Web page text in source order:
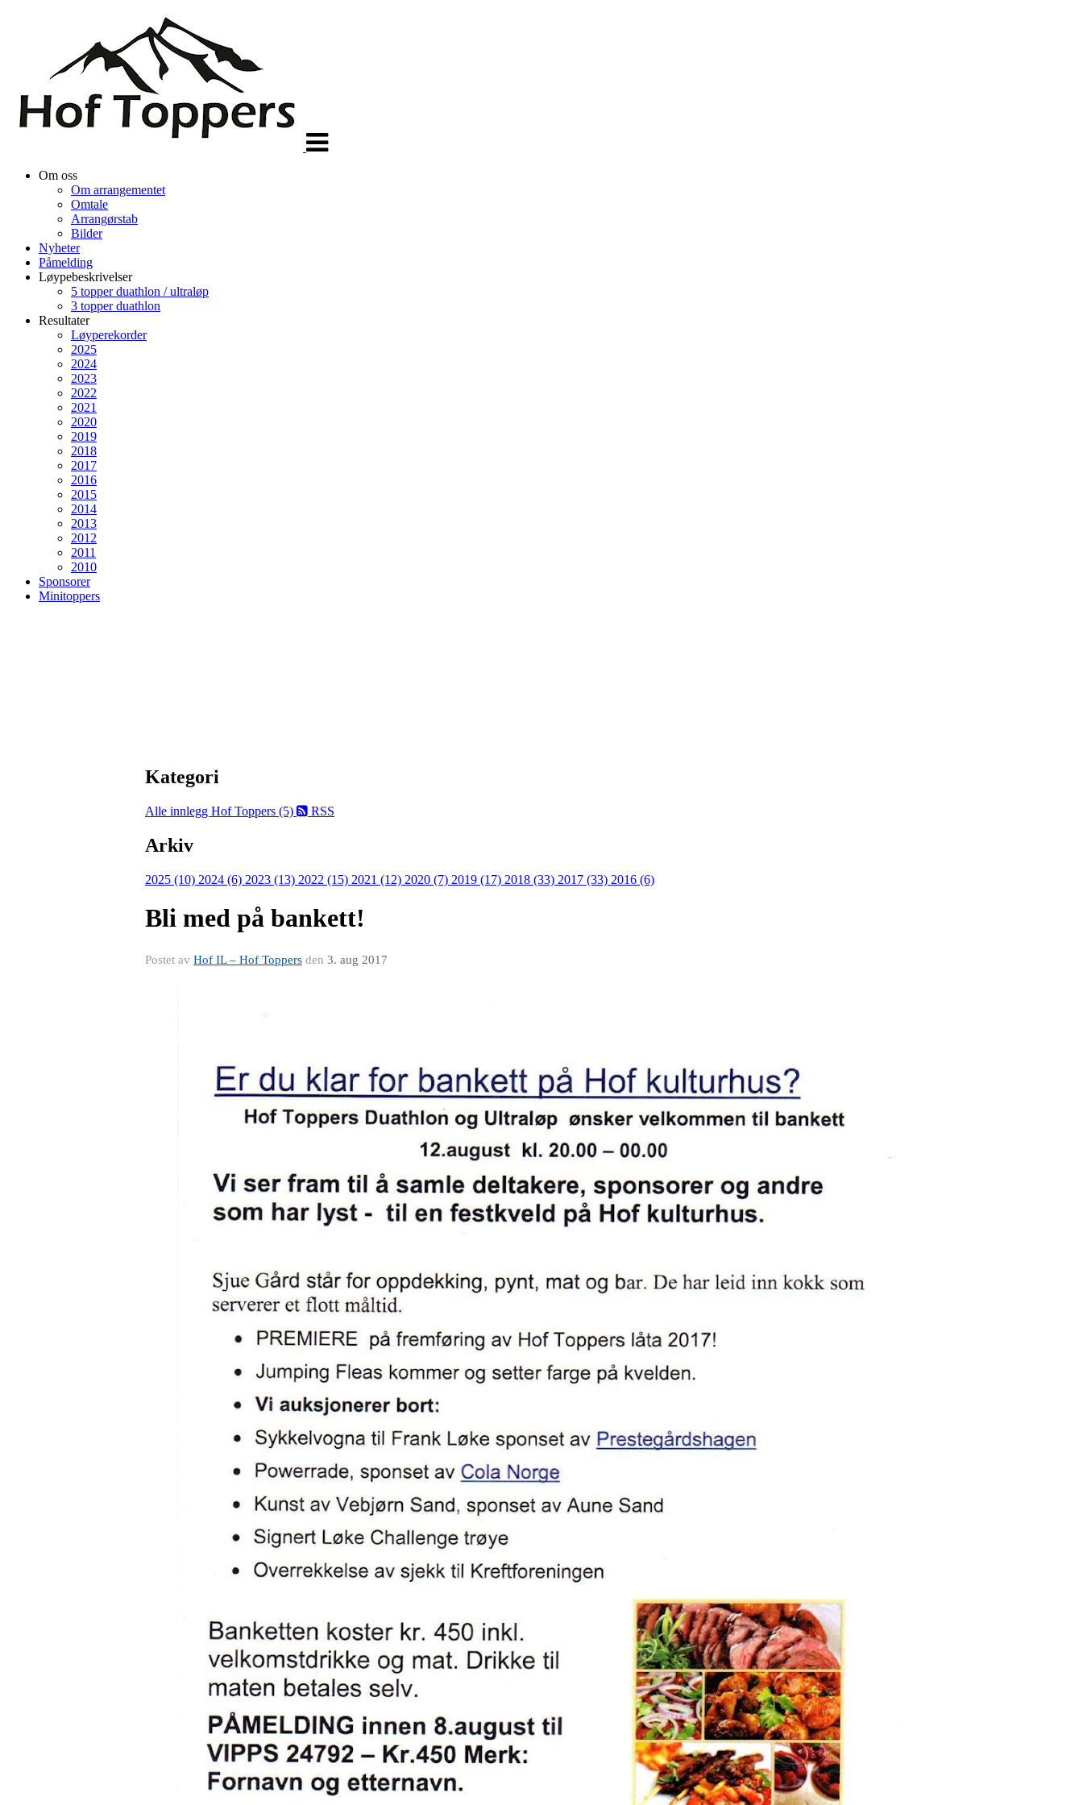
Om oss
Om arrangementet
Omtale
Arrangørstab
Bilder
Nyheter
Påmelding
Løypebeskrivelser
5 topper duathlon / ultraløp
3 topper duathlon
Resultater
Løyperekorder
2025
2024
2023
2022
2021
2020
2019
2018
2017
2016
2015
2014
2013
2012
2011
2010
Sponsorer
Minitoppers
Kategori
Alle innlegg Hof Toppers (5) RSS
Arkiv
2025 (10) 2024 (6) 2023 (13) 2022 (15) 2021 (12) 2020 (7) 2019 (17) 2018 (33) 2017 (33) 2016 (6)
Bli med på bankett!
Postet av Hof IL – Hof Toppers den 3. aug 2017